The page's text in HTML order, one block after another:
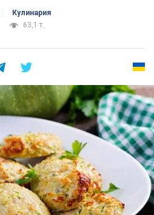
Кулинария
63,1 т.